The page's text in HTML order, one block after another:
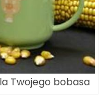
Twojego bobasa